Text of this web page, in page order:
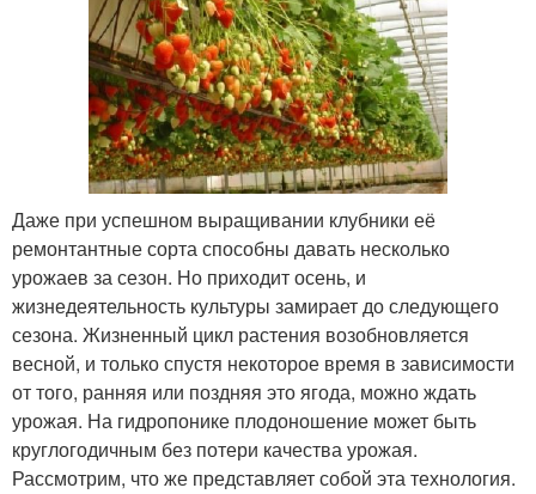
Даже при успешном выращивании клубники её
ремонтантные сорта способны давать несколько
урожаев за сезон. Но приходит осень, и
жизнедеятельность культуры замирает до следующего
сезона. Жизненный цикл растения возобновляется
весной, и только спустя некоторое время в зависимости
от того, ранняя или поздняя это ягода, можно ждать
урожая. На гидропонике плодоношение может быть
круглогодичным без потери качества урожая.
Рассмотрим, что же представляет собой эта технология.